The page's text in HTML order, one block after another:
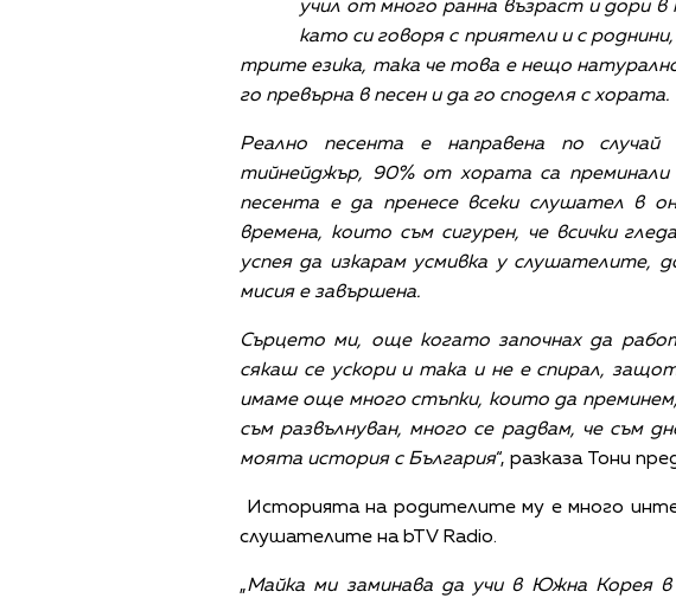
учил от много ранна възраст и дори в
като си говоря с приятели и с
трите езика, така че това е нещо
го превърна в песен и да го споделя с хората.
Реално песента е направена по
тийнейджър, 90% от хората са
песента е да пренесе всеки слушател в
времена, които съм сигурен, че всички
успея да изкарам усмивка у слушателите,
мисия е завършена.
Сърцето ми, още когато започнах да
сякаш се ускори и така и не е спирал,
имаме още много стъпки, които да
съм развълнуван, много се радвам, че съм
моята история с България“, разказа Тони
Историята на родителите му е много
слушателите на bTV Radio.
„Майка ми заминава да учи в Южна Корея